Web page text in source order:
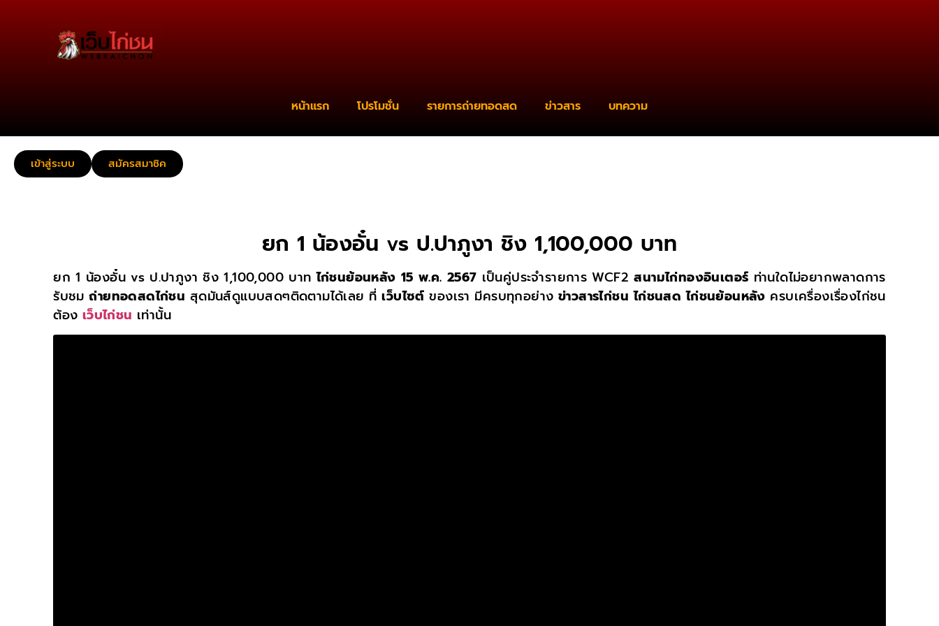
หน้าแรก โปรโมชั่น รายการถ่ายทอดสด ข่าวสาร บทความ
เข้าสู่ระบบ สมัครสมาชิค
ยก 1 น้องอั๋น vs ป.ปาภูงา ชิง 1,100,000 บาท
ยก 1 น้องอั๋น vs ป.ปาภูงา ชิง 1,100,000 บาทไก่ชนย้อนหลัง 15 พ.ค. 2567 เป็นคู่ประจำรายการ WCF2สนามไก่ทองอินเตอร์ ท่านใดไม่อยากพลาดการ
รับชมถ่ายทอดสดไก่ชน สุดมันส์ดูแบบสดๆติดตามได้เลย ที่เว็บไซต์ ของเรา มีครบทุกอย่างข่าวสารไก่ชน ไก่ชนสด ไก่ชนย้อนหลัง ครบเครื่องเรื่องไก่ชน
ต้อง เว็บไก่ชน เท่านั้น